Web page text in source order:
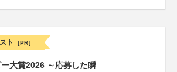
ト [PR]
大賞2026 ～応募した瞬